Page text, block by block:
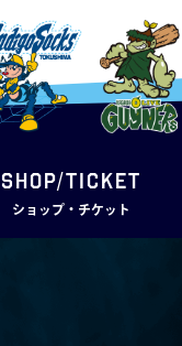
SHOP/TICKET
ショップ・チケット